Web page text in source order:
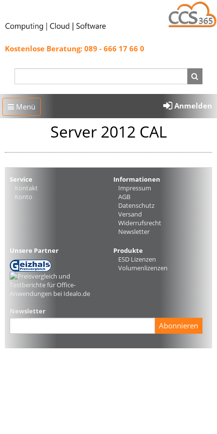
Kostenlose Beratung: 089 - 666 17 66 0
Menü Anmelden
Server 2012 CAL
Service
Kontakt
Konto
Informationen
Impressum
AGB
Datenschutz
Versand
Widerrufsrecht
Newsletter
Unsere Partner
Produkte
ESD Lizenzen
Volumenlizenzen
Newsletter
Abonnieren